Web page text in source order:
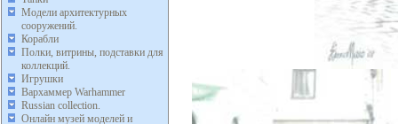
Модели архитектурных
сооружений.
Корабли
Полки, витрины, подставки для
коллекций.
Игрушки
Вархаммер Warhammer
Russian collection.
Онлайн музей моделей и